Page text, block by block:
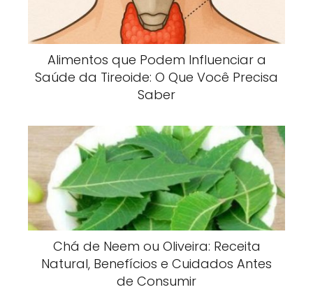
Alimentos que Podem Influenciar a
Saúde da Tireoide: O Que Você Precisa
Saber
Chá de Neem ou Oliveira: Receita
Natural, Benefícios e Cuidados Antes
de Consumir